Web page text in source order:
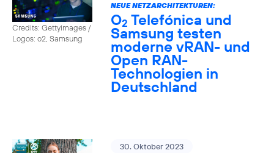
Credits: Gettyimages /
Logos: o2, Samsung
NEUE NETZARCHITEKTUREN:
O2 Telefónica und
Samsung testen
moderne vRAN- und
Open RAN-
Technologien in
Deutschland
30. Oktober 2023